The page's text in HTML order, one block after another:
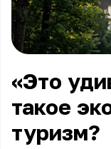
«Это
такое
туризм?